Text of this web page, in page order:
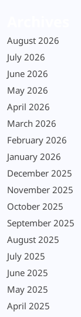
August 2026
July 2026
June 2026
May 2026
April 2026
March 2026
February 2026
January 2026
December 2025
November 2025
October 2025
September 2025
August 2025
July 2025
June 2025
May 2025
April 2025